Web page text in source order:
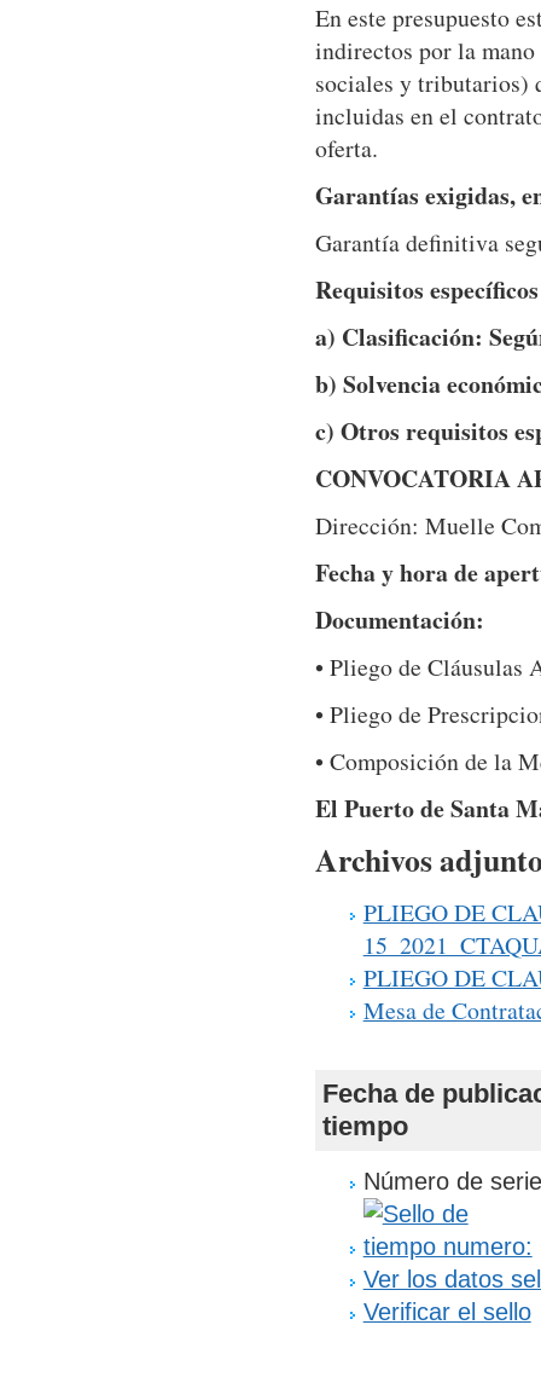
En este presupuesto
indirectos por la
sociales y tributarios)
incluidas en el
oferta.
Garantías exigidas,
Garantía definitiva
Requisitos
a) Clasificación:
b) Solvencia
c) Otros requisitos
CONVOCATORIA
Dirección: Muelle
Fecha y hora de
Documentación:
• Pliego de Cláusulas
• Pliego de
• Composición de la
El Puerto de Santa
Archivos
PLIEGO DE
PLIEGO DE
Mesa de
Fecha de
tiempo
Número de
Ver los datos
Verificar el sello